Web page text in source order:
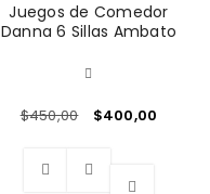
Juegos de Comedor
Danna 6 Sillas Ambato
$450,00 $400,00